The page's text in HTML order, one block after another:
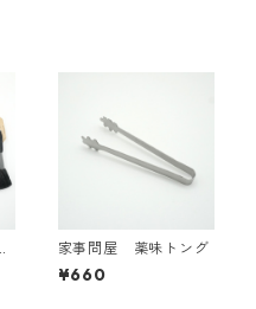
家事問屋 薬味トング
¥660